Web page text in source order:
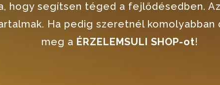
hogy segítsen téged a fejlődésedben.
Ha pedig szeretnél komolyabban
meg a ÉRZELEMSULI SHOP-ot!